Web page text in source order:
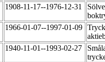
1908-11-17--1976-12-31
1966-01-07--1997-01-09
1940-11-01--1993-02-27